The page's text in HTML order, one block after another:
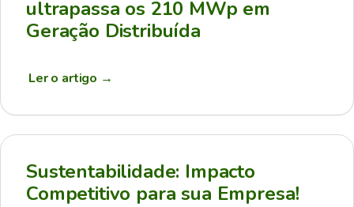
ultrapassa os 210 MWp em
Geração Distribuída
Ler o artigo →
Sustentabilidade: Impacto
Competitivo para sua Empresa!